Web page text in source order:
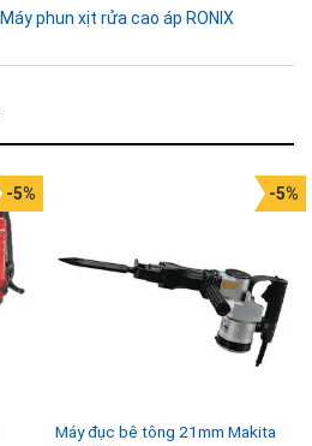
Máy phun xịt rửa cao áp RONIX
-5%
Máy đục bê tông 21mm Makita
-5%